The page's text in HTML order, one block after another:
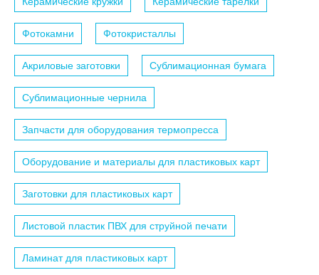
Фотокамни Фотокристаллы
Акриловые заготовки Сублимационная бумага
Сублимационные чернила
Запчасти для оборудования термопресса
Оборудование и материалы для пластиковых карт
Заготовки для пластиковых карт
Листовой пластик ПВХ для струйной печати
Ламинат для пластиковых карт